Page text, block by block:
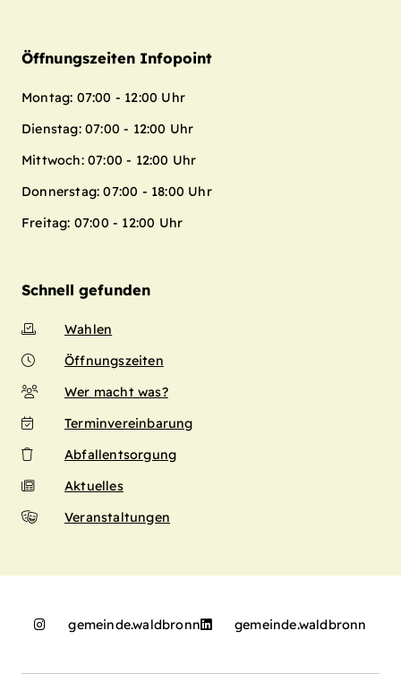
Öffnungszeiten Infopoint
Montag: 07:00 - 12:00 Uhr
Dienstag: 07:00 - 12:00 Uhr
Mittwoch: 07:00 - 12:00 Uhr
Donnerstag: 07:00 - 18:00 Uhr
Freitag: 07:00 - 12:00 Uhr
Schnell gefunden
Wahlen
Öffnungszeiten
Wer macht was?
Terminvereinbarung
Abfallentsorgung
Aktuelles
Veranstaltungen
gemeinde.waldbronn gemeinde.waldbronn